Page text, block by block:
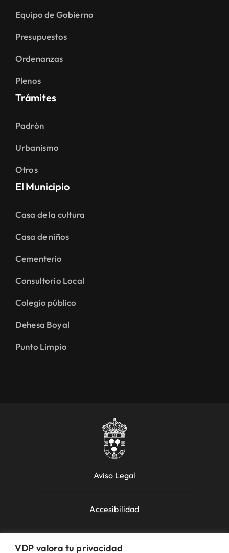
VDP valora tu privacidad
Equipo de Gobierno
Presupuestos
Ordenanzas
Plenos
Trámites
Padrón
Urbanismo
Otros
El Municipio
Casa de la cultura
Casa de niños
Cementerio
Consultorio Local
Colegio público
Dehesa Boyal
Punto Limpio
Aviso Legal
Accesibilidad
Política de Cookies